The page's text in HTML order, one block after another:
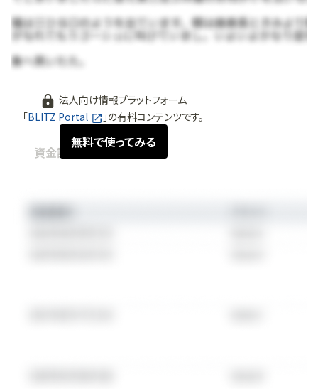
法人向け情報プラットフォーム
「BLITZ Portal 」の有料コンテンツです。
無料で使ってみる
資金調達情報